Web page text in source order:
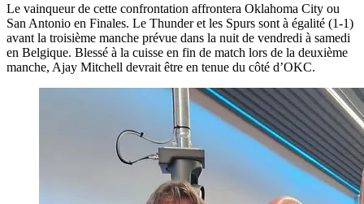
Le vainqueur de cette confrontation affrontera Oklahoma City ou
San Antonio en Finales. Le Thunder et les Spurs sont à égalité (1-1)
avant la troisième manche prévue dans la nuit de vendredi à samedi
en Belgique. Blessé à la cuisse en fin de match lors de la deuxième
manche, Ajay Mitchell devrait être en tenue du côté d’OKC.